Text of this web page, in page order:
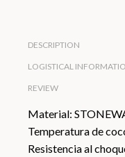
DESCRIPTION
LOGISTICAL
REVIEW
Material:
Temperatura de
Resistencia al